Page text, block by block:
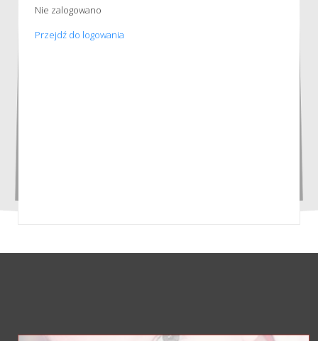
Nie zalogowano
Przejdź do logowania